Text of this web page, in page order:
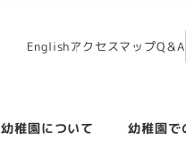
EnglishアクセスマップQ＆A
幼稚園について 幼稚園で